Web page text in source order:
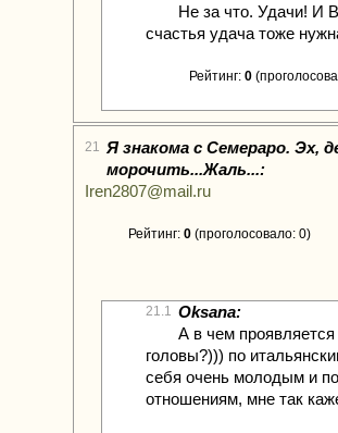
Не за что. Удачи! И
счастья удача тоже
Рейтинг: 0
21 Я знакома с Семераро. Эх,
морочить...Жаль...:
Iren2807@mail.ru
Рейтинг: 0 (проголосовало: 0)
21.1 Oksana:
А в чем проявляется
головы?))) по
себя очень молодым и
отношениям, мне так